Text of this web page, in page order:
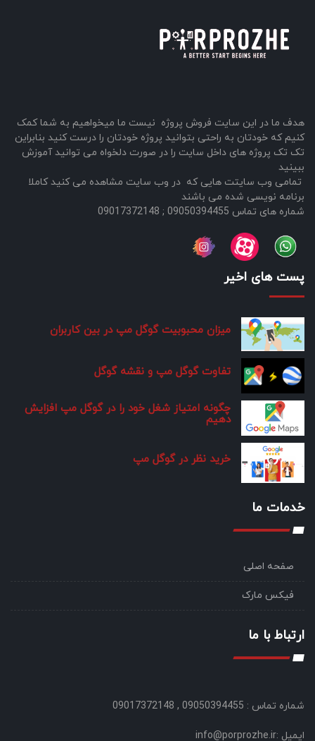
هدف ما در این سایت فروش پروژه نیست ما میخواهیم به شما کمک
کنیم که خودتان به راحتی بتوانید پروژه خودتان را درست کنید بنابراین
تک تک پروژه های داخل سایت را در صورت دلخواه می توانید آموزش
ببینید
تمامی وب سایتت هایی که در وب سایت مشاهده می کنید کاملا
برنامه نویسی شده می باشند
شماره های تماس 09050394455 ; 09017372148
پست های اخیر
میزان محبوبیت گوگل مپ در بین کاربران
تفاوت گوگل مپ و نقشه گوگل
چگونه امتیاز شغل خود را در گوگل مپ افزایش
دهیم
خرید نظر در گوگل مپ
خدمات ما
صفحه اصلی
فیکس مارک
ارتباط با ما
شماره تماس : 09050394455 , 09017372148
ایمیل :info@porprozhe.ir